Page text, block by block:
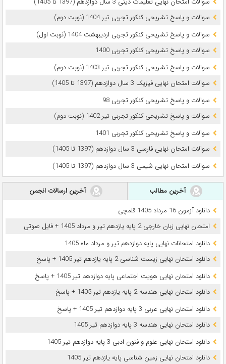
سوالات و پاسخ تشریحی کنکور تجربی تیر 1404 (نوبت دوم)
سوالات و پاسخ تشریحی کنکور تجربی اردیبهشت 1404 (نوبت اول)
سوالات و پاسخ تشریحی کنکور تجربی 1400
سوالات و پاسخ تشریحی کنکور تجربی تیر 1403 (نوبت دوم)
سوالات امتحان نهایی فیزیک 3 سال دوازدهم (1397 تا 1405)
سوالات و پاسخ تشریحی کنکور تجربی 98
سوالات و پاسخ تشریحی کنکور تجربی تیر 1402 (نوبت دوم)
سوالات و پاسخ تشریحی کنکور تجربی 1401
سوالات امتحان نهایی فارسی 3 سال دوازدهم (1397 تا 1405)
سوالات امتحان نهایی شیمی 3 سال دوازدهم (1397 تا 1405)
آخرین مطالب
آخرین ارسالات انجمن
دانلود آزمون 16 مرداد 1405 قلمچی
امتحان نهایی زبان خارجی 2 پایه یازدهم تیر و مرداد 1405 + فایل صوتی
دانلود امتحانات نهایی پایه دوازدهم تیر و مرداد ماه 1405
دانلود امتحان نهایی زیست شناسی 2 پایه یازدهم تیر 1405 + پاسخ
دانلود امتحان نهایی هویت اجتماعی پایه دوازدهم تیر 1405 + پاسخ
دانلود امتحان نهایی هندسه 2 پایه یازدهم تیر 1405 + پاسخ
دانلود امتحان نهایی عربی 3 پایه دوازدهم تیر 1405 + پاسخ
دانلود امتحان نهایی هندسه 3 پایه دوازدهم تیر 1405
دانلود امتحان نهایی علوم و فنون ادبی 3 پایه دوازدهم تیر 1405
دانلود امتحان نهایی زمین شناسی پایه یازدهم تیر 1405